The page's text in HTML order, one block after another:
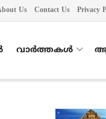
Us Contact Us Privacy
വാർത്തകൾ